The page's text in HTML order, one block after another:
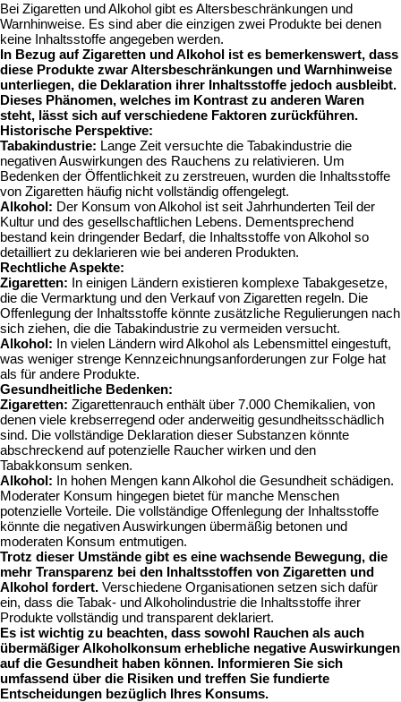
Bei Zigaretten und Alkohol gibt es Altersbeschränkungen und
Warnhinweise. Es sind aber die einzigen zwei Produkte bei denen
keine Inhaltsstoffe angegeben werden.
In Bezug auf Zigaretten und Alkohol ist es bemerkenswert, dass
diese Produkte zwar Altersbeschränkungen und Warnhinweise
unterliegen, die Deklaration ihrer Inhaltsstoffe jedoch ausbleibt.
Dieses Phänomen, welches im Kontrast zu anderen Waren
steht, lässt sich auf verschiedene Faktoren zurückführen.
Historische Perspektive:
Tabakindustrie: Lange Zeit versuchte die Tabakindustrie die
negativen Auswirkungen des Rauchens zu relativieren. Um
Bedenken der Öffentlichkeit zu zerstreuen, wurden die Inhaltsstoffe
von Zigaretten häufig nicht vollständig offengelegt.
Alkohol: Der Konsum von Alkohol ist seit Jahrhunderten Teil der
Kultur und des gesellschaftlichen Lebens. Dementsprechend
bestand kein dringender Bedarf, die Inhaltsstoffe von Alkohol so
detailliert zu deklarieren wie bei anderen Produkten.
Rechtliche Aspekte:
Zigaretten: In einigen Ländern existieren komplexe Tabakgesetze,
die die Vermarktung und den Verkauf von Zigaretten regeln. Die
Offenlegung der Inhaltsstoffe könnte zusätzliche Regulierungen nach
sich ziehen, die die Tabakindustrie zu vermeiden versucht.
Alkohol: In vielen Ländern wird Alkohol als Lebensmittel eingestuft,
was weniger strenge Kennzeichnungsanforderungen zur Folge hat
als für andere Produkte.
Gesundheitliche Bedenken:
Zigaretten: Zigarettenrauch enthält über 7.000 Chemikalien, von
denen viele krebserregend oder anderweitig gesundheitsschädlich
sind. Die vollständige Deklaration dieser Substanzen könnte
abschreckend auf potenzielle Raucher wirken und den
Tabakkonsum senken.
Alkohol: In hohen Mengen kann Alkohol die Gesundheit schädigen.
Moderater Konsum hingegen bietet für manche Menschen
potenzielle Vorteile. Die vollständige Offenlegung der Inhaltsstoffe
könnte die negativen Auswirkungen übermäßig betonen und
moderaten Konsum entmutigen.
Trotz dieser Umstände gibt es eine wachsende Bewegung, die
mehr Transparenz bei den Inhaltsstoffen von Zigaretten und
Alkohol fordert. Verschiedene Organisationen setzen sich dafür
ein, dass die Tabak- und Alkoholindustrie die Inhaltsstoffe ihrer
Produkte vollständig und transparent deklariert.
Es ist wichtig zu beachten, dass sowohl Rauchen als auch
übermäßiger Alkoholkonsum erhebliche negative Auswirkungen
auf die Gesundheit haben können. Informieren Sie sich
umfassend über die Risiken und treffen Sie fundierte
Entscheidungen bezüglich Ihres Konsums.